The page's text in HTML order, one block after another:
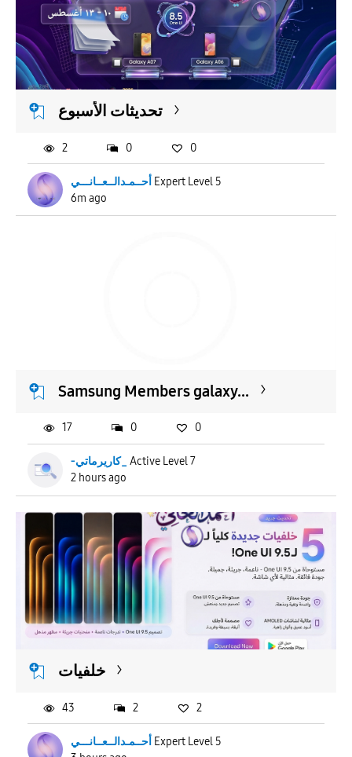
To
APPLY
تحديثات الأسبوع
أحــمـدالــعــانـــي Expert Level 5
6m ago
2 0 0
Samsung Members galaxy...
-كاريرماتي_ Active Level 7
2 hours ago
17 0 0
خلفيات
أحــمـدالــعــانـــي Expert Level 5
43 2 2